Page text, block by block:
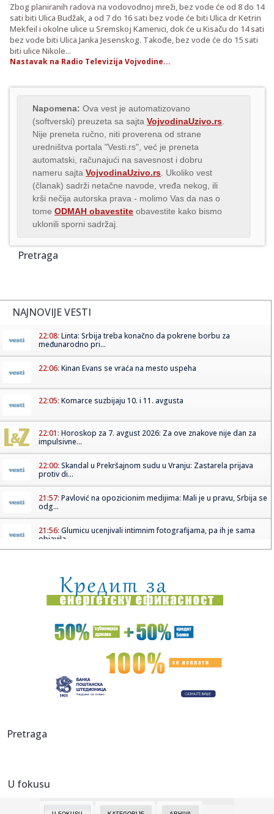
Zbog planiranih radova na vodovodnoj mreži, bez vode će od 8 do 14
sati biti Ulica Budžak, a od 7 do 16 sati bez vode će biti Ulica dr Ketrin
Mekfeil i okolne ulice u Sremskoj Kamenici, dok će u Kisaču do 14 sati
bez vode biti Ulica Janka Jesenskog. Takođe, bez vode će do 15 sati
biti ulice Nikole...
Nastavak na Radio Televizija Vojvodine...
Napomena: Ova vest je automatizovano
(softverski) preuzeta sa sajta VojvodinaUzivo.rs
Nije preneta ručno, niti proverena od strane
uredništva portala "Vesti.rs", već je preneta
automatski, računajući na savesnost i dobru
nameru sajta VojvodinaUzivo.rs . Ukoliko vest
(članak) sadrži netačne navode, vređa nekog, ili
krši nečija autorska prava - molimo Vas da nas o
tome ODMAH obavestite obavestite kako bismo
uklonili sporni sadržaj.
Pretraga
NAJNOVIJE VESTI
22:08: Linta: Srbija treba konačno da pokrene borbu za
međunarodno pri...
22:06: Kinan Evans se vraća na mesto uspeha
22:05: Komarce suzbijaju 10. i 11. avgusta
22:01: Horoskop za 7. avgust 2026: Za ove znakove nije dan za
impulsivne...
22:00: Skandal u Prekršajnom sudu u Vranju: Zastarela prijava
protiv di...
21:57: Pavlović na opozicionim medijima: Mali je u pravu, Srbija se
odg...
21:56: Glumicu ucenjivali intimnim fotografijama, pa ih je sama
objavila...
21:52:"Delije" zovu na Marakanu: "Prepoznajemo momenat"
21:49:Bez struje u petak u Zagužanu
Kineski Luxeed RX izgleda kao kombinacija Ferrari
21:43:Madona i Kajli Minog objavljuju prvu zajedničku pesmu
21:41:
Pretraga
U fokusu